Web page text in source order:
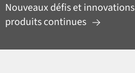
Nouveaux défis et innovations
produits continues